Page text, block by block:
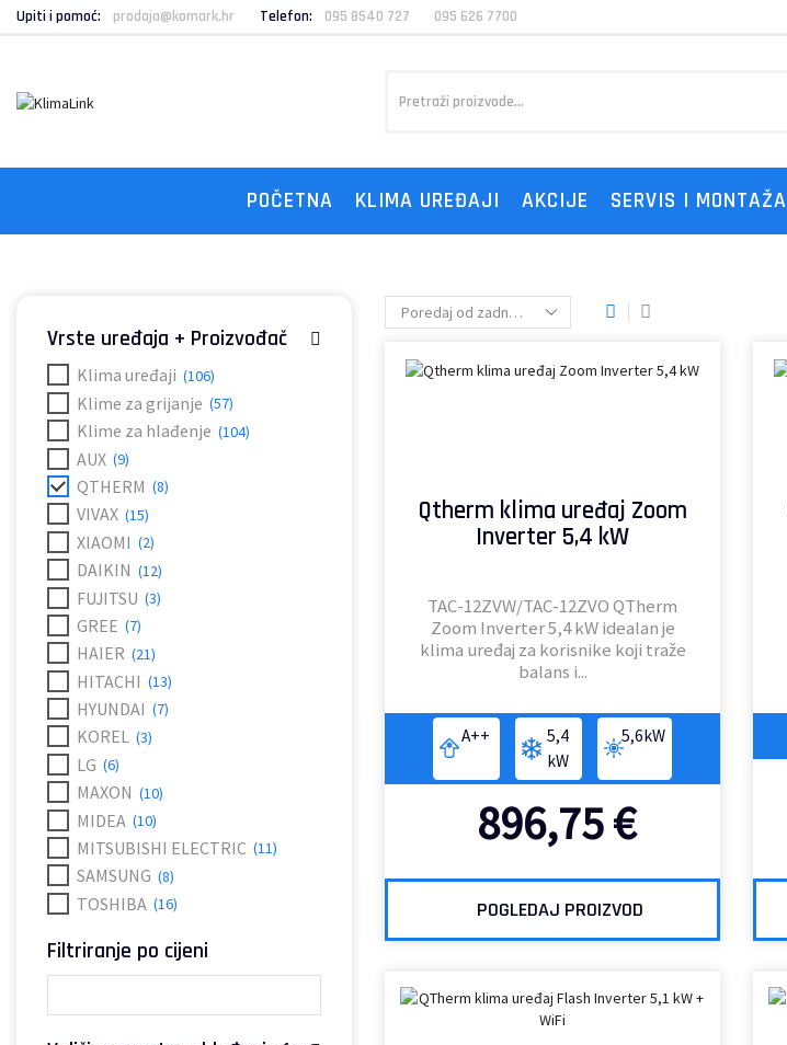
Upiti i pomoć: prodaja@komark.hr Telefon: 095 8540 727 095 626 7700
POČETNA KLIMA UREĐAJI AKCIJE SERVIS I MONTAŽA
Qtherm klima uređaj Zoom
Inverter 5,4 kW
A++
5,4
kW
5,6kW
TAC-12ZVW/TAC-12ZVO QTherm
Zoom Inverter 5,4 kW idealan je
klima uređaj za korisnike koji traže
balans i...
POGLEDAJ PROIZVOD
896,75€
Vrste uređaja + Proizvođač
Klima uređaji (106)
Klime za grijanje (57)
Klime za hlađenje (104)
AUX (9)
QTHERM (8)
VIVAX (15)
XIAOMI (2)
DAIKIN (12)
FUJITSU (3)
GREE (7)
HAIER (21)
HITACHI (13)
HYUNDAI (7)
KOREL (3)
LG (6)
MAXON (10)
MIDEA (10)
MITSUBISHI ELECTRIC (11)
SAMSUNG (8)
TOSHIBA (16)
Filtriranje po cijeni